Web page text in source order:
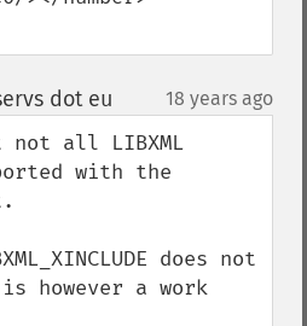
dot eu 18 years ago
not all LIBXML
with the
does not
however a work